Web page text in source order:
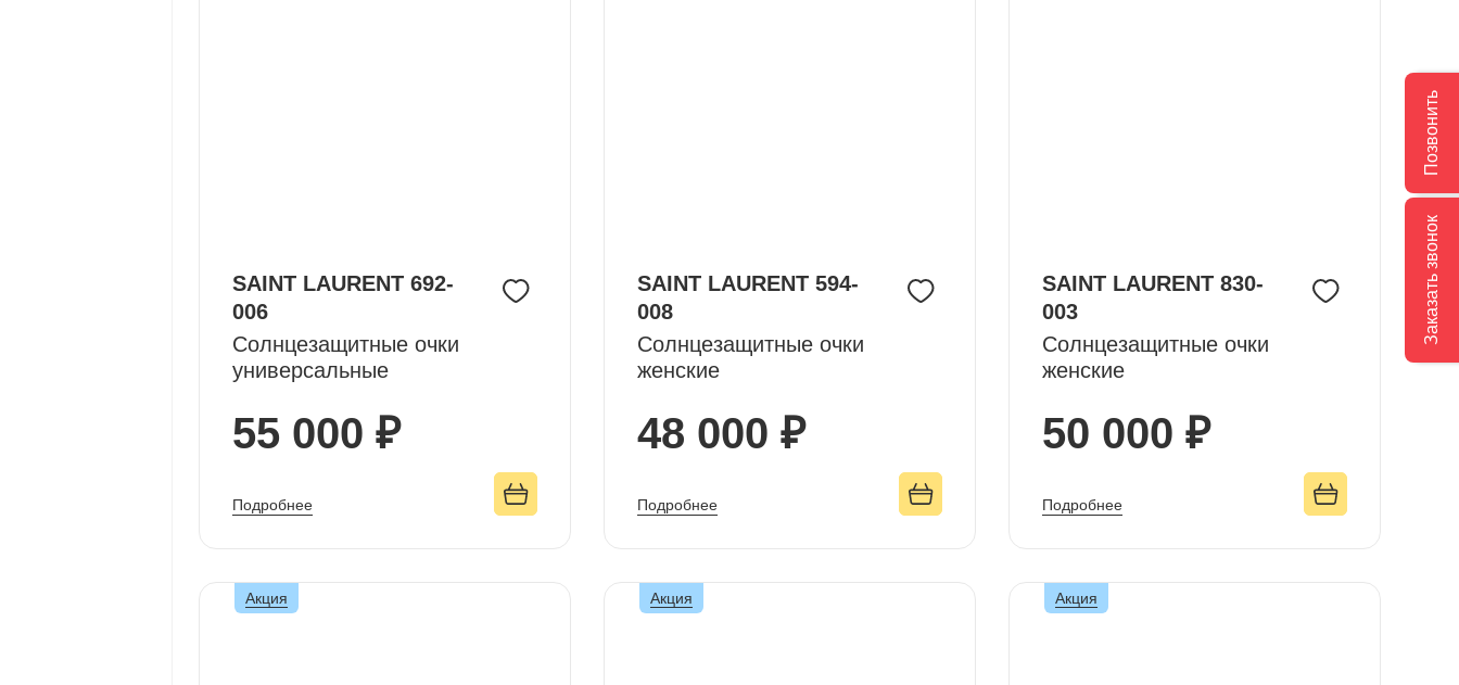
SAINT LAURENT 692-
006
Солнцезащитные очки
универсальные
55 000 ₽
Подробнее
SAINT LAURENT 594-
008
Солнцезащитные очки
женские
48 000 ₽
Подробнее
SAINT LAURENT 830-
003
Солнцезащитные очки
женские
50 000 ₽
Подробнее
Акция Акция Акция
Заказать звонок
Позвонить